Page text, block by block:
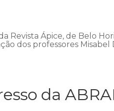
Revista Ápice, de Belo
dos professores Misabel
da